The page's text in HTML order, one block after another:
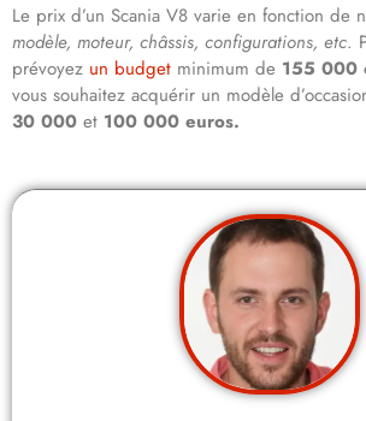
Le prix d’un Scania V8 varie en fonction de
modèle, moteur, châssis, configurations, etc.
prévoyez un budget minimum de 155 000
vous souhaitez acquérir un modèle
30 000 et 100 000 euros.